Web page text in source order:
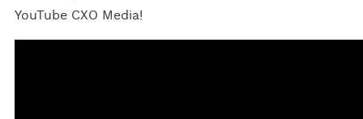
YouTube CXO Media!